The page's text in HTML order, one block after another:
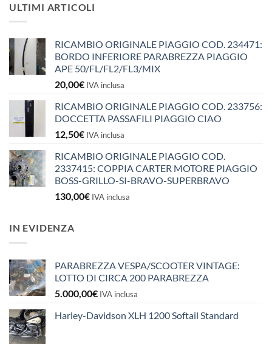
ULTIMI ARTICOLI
RICAMBIO ORIGINALE PIAGGIO COD. 234471:
BORDO INFERIORE PARABREZZA PIAGGIO
APE 50/FL/FL2/FL3/MIX
20,00€ IVA inclusa
RICAMBIO ORIGINALE PIAGGIO COD. 233756:
DOCCETTA PASSAFILI PIAGGIO CIAO
12,50€ IVA inclusa
RICAMBIO ORIGINALE PIAGGIO COD.
2337415: COPPIA CARTER MOTORE PIAGGIO
BOSS-GRILLO-SI-BRAVO-SUPERBRAVO
130,00€ IVA inclusa
IN EVIDENZA
PARABREZZA VESPA/SCOOTER VINTAGE:
LOTTO DI CIRCA 200 PARABREZZA
5.000,00€ IVA inclusa
Harley-Davidson XLH 1200 Softail Standard